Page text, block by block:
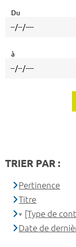
Du
à
TRIER PAR :
Pertinence
Titre
[Type de
Date de